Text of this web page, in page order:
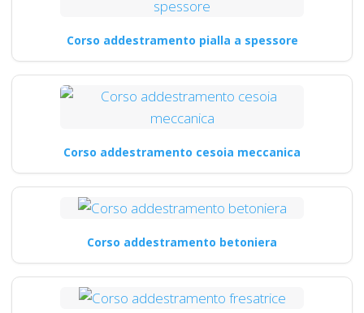
Corso addestramento pialla a spessore
Corso addestramento cesoia meccanica
Corso addestramento betoniera